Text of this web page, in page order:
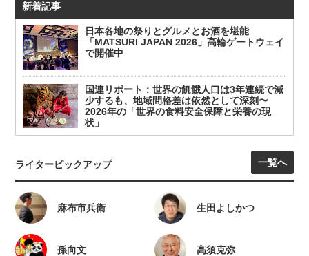
新着記事
日本各地の祭りとグルメとお酒を堪能
「MATSURI JAPAN 2026」高輪ゲートウェイ
で開催中
国連リポート：世界の飢餓人口は3年連続で減
少するも、地域間格差は依然として深刻〜
2026年の「世界の食料安全保障と栄養の現
状」
ライターピックアップ 一覧へ
麻布市兵衛 生田よしかつ
孫向文 高須克弥